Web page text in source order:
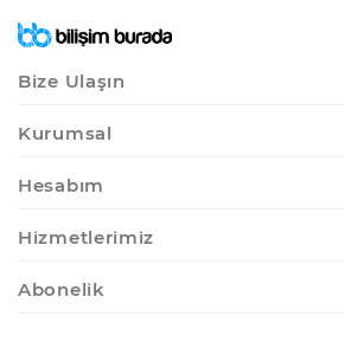
Bize Ulaşın
Kurumsal
Hesabım
Hizmetlerimiz
Abonelik